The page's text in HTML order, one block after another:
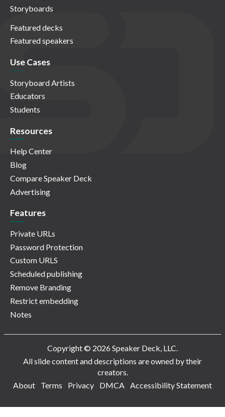
Storyboards
Featured decks
Featured speakers
Use Cases
Storyboard Artists
Educators
Students
Resources
Help Center
Blog
Compare Speaker Deck
Advertising
Features
Private URLs
Password Protection
Custom URLS
Scheduled publishing
Remove Branding
Restrict embedding
Notes
Copyright © 2026 Speaker Deck, LLC.
All slide content and descriptions are owned by their
creators.
About
Terms Privacy DMCA Accessibility Statement